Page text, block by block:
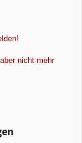
nicht mehr